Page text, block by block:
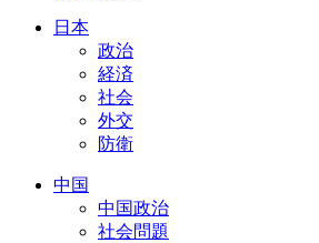
日本
政治
経済
社会
外交
防衛
中国
中国政治
社会問題